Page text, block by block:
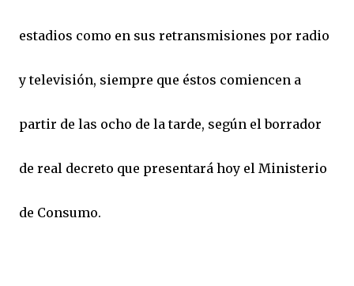
estadios como en sus retransmisiones por radio
y televisión, siempre que éstos comiencen a
partir de las ocho de la tarde, según el borrador
de real decreto que presentará hoy el Ministerio
de Consumo.